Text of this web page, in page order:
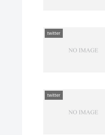
twitter
twitter